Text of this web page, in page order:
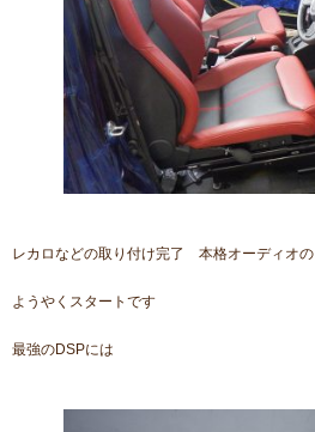
レカロなどの取り付け完了 本格オーディオの
ようやくスタートです
最強のDSPには